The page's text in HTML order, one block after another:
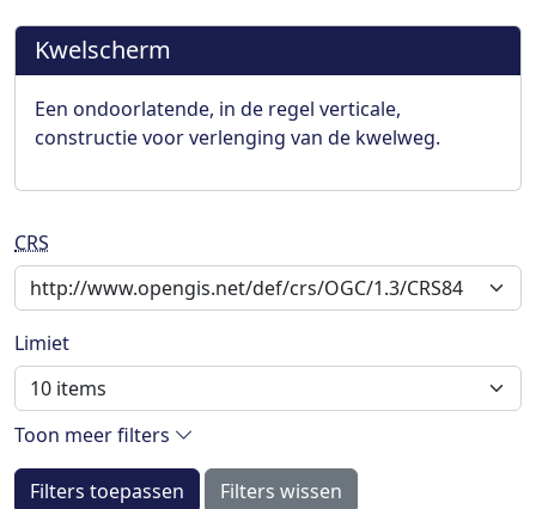
Kwelscherm
Een ondoorlatende, in de regel verticale,
constructie voor verlenging van de kwelweg.
CRS
Limiet
Toon meer filters
Filters toepassen Filters wissen